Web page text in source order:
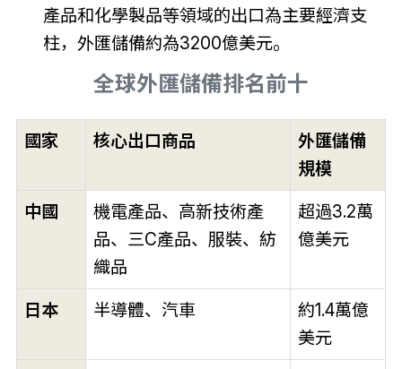
產品和化學製品等領域的出口為主要經濟支
柱，外匯儲備約為3200億美元。
全球外匯儲備排名前十
國家 核心出口商品
外匯儲備
規模
中國
機電產品、高新技術產
品、三C產品、服裝、紡
織品
超過3.2萬
億美元
日本 半導體、汽車
約1.4萬億
美元